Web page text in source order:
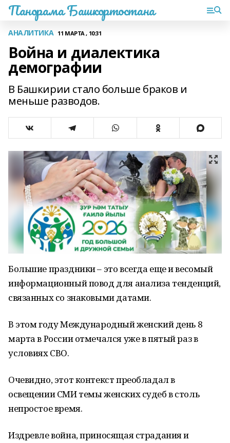
Панорама Башкортостана
АНАЛИТИКА 11 МАРТА , 10:31
Война и диалектика
демографии
В Башкирии стало больше браков и
меньше разводов.
Большие праздники – это всегда еще и весомый
информационный повод для анализа тенденций,
связанных со знаковыми датами.
В этом году Международный женский день 8
марта в России отмечался уже в пятый раз в
условиях СВО.
Очевидно, этот контекст преобладал в
освещении СМИ темы женских судеб в столь
непростое время.
Издревле война, приносящая страдания и